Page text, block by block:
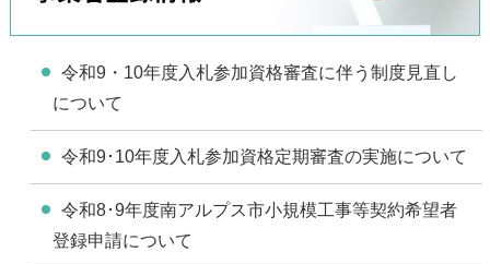
令和9・10年度入札参加資格審査に伴う制度見直し
について
令和9･10年度入札参加資格定期審査の実施について
令和8･9年度南アルプス市小規模工事等契約希望者
登録申請について